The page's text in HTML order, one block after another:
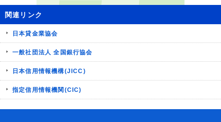
関連リンク
日本貸金業協会
一般社団法人 全国銀行協会
日本信用情報機構(JICC)
指定信用情報機関(CIC)